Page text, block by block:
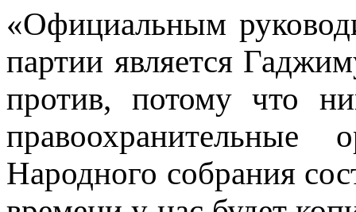
«Официальным
партии является
против, потому что
Народного собрания